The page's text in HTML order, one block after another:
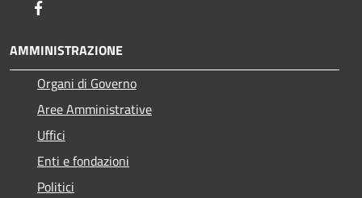
AMMINISTRAZIONE
Organi di Governo
Aree Amministrative
Uffici
Enti e fondazioni
Politici